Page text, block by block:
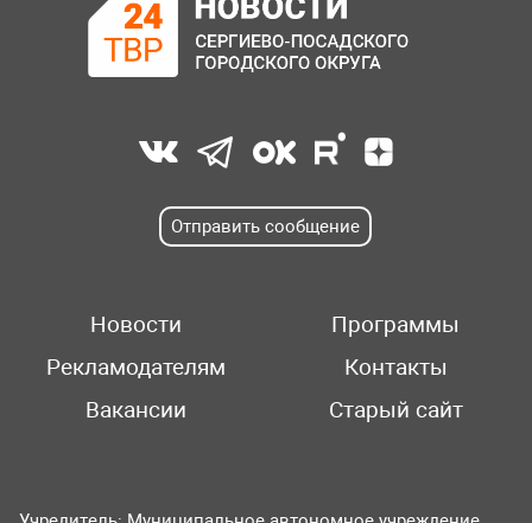
Отправить сообщение
Новости
Программы
Рекламодателям
Контакты
Вакансии
Старый сайт